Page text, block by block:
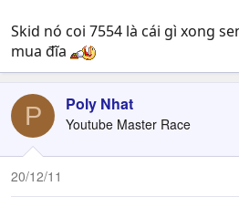
Skid nó coi 7554 là cái gì xong
mua đĩa
P Poly Nhat
Youtube Master Race
20/12/11